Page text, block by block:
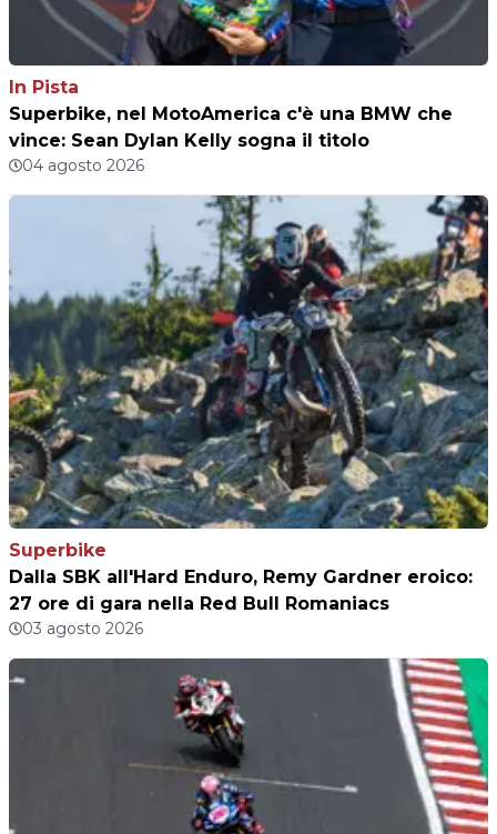
In Pista
Superbike, nel MotoAmerica c'è una BMW che
vince: Sean Dylan Kelly sogna il titolo
04 agosto 2026
Superbike
Dalla SBK all'Hard Enduro, Remy Gardner eroico:
27 ore di gara nella Red Bull Romaniacs
03 agosto 2026